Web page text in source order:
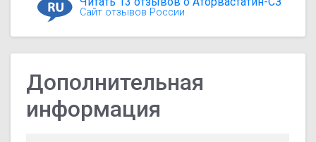
Сайт отзывов России
Дополнительная
информация